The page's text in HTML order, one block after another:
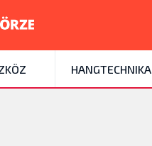
HANGTECHNIKA